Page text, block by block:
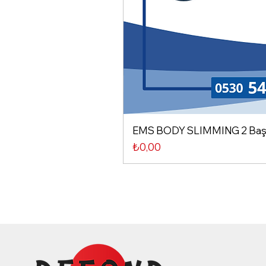
EMS BODY SLIMMING 2
Fiyat
₺0,00